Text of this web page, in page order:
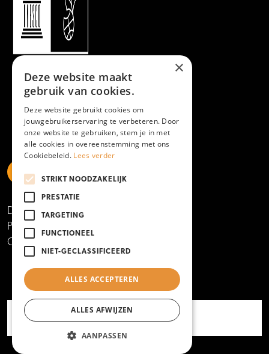
https://www.linkedin.com/school/mboamersfoort
https://www.instagram.com/mboamersfoort/
https://www.facebook.com/MBOAmersfoort
Disclaimer
Privacy- en cookieverklaring
Copyright 2025
×
Deze website maakt
gebruik van cookies.
Deze website gebruikt cookies om
jouwgebruikerservaring te verbeteren. Door
onze website te gebruiken, stem je in met
alle cookies in overeenstemming met ons
Cookiebeleid. Lees verder
STRIKT NOODZAKELIJK
PRESTATIE
TARGETING
FUNCTIONEEL
NIET-GECLASSIFICEERD
ALLES ACCEPTEREN
ALLES AFWIJZEN
AANPASSEN